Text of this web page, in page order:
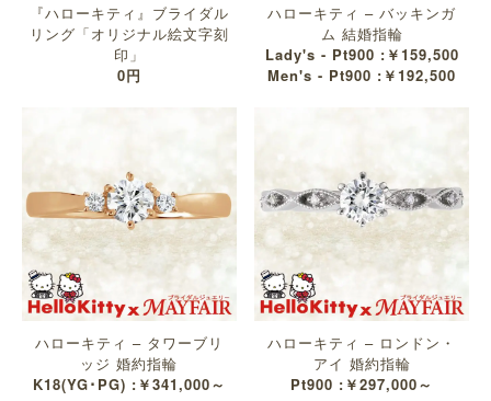
『ハローキティ』ブライダル
リング「オリジナル絵文字刻
印」
0円
ハローキティ – バッキンガ
ム 結婚指輪
Lady's - Pt900 :￥159,500
Men's - Pt900 :￥192,500
ハローキティ – タワーブリ
ッジ 婚約指輪
K18(YG･PG) :￥341,000～
ハローキティ – ロンドン・
アイ 婚約指輪
Pt900 :￥297,000～